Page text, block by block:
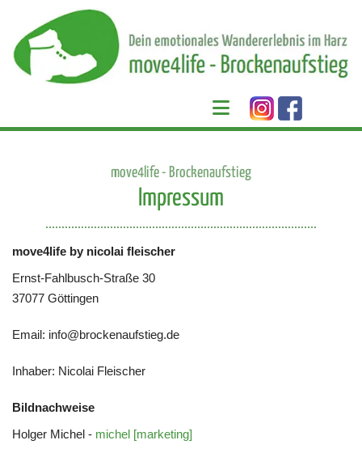
Zum Inhalt springen
move4life - Brockenaufstieg
Impressum
move4life by nicolai fleischer
Ernst-Fahlbusch-Straße 30
37077 Göttingen
Email: info@brockenaufstieg.de
Inhaber: Nicolai Fleischer
Bildnachweise
Holger Michel - michel [marketing]